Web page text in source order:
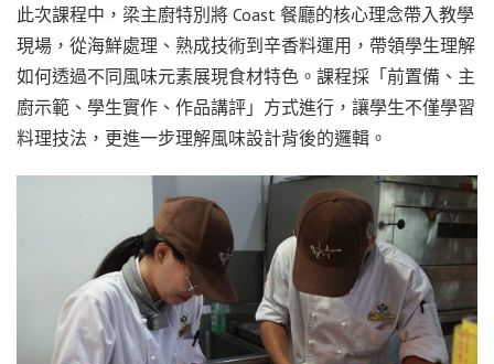
此次課程中，梁主廚特別將 Coast 餐廳的核心理念帶入教學
現場，從海鮮處理、熟成技術到辛香料運用，帶領學生理解
如何透過不同風味元素展現食材特色。課程採「前置備、主
廚示範、學生實作、作品講評」方式進行，讓學生不僅學習
料理技法，更進一步理解風味設計背後的邏輯。